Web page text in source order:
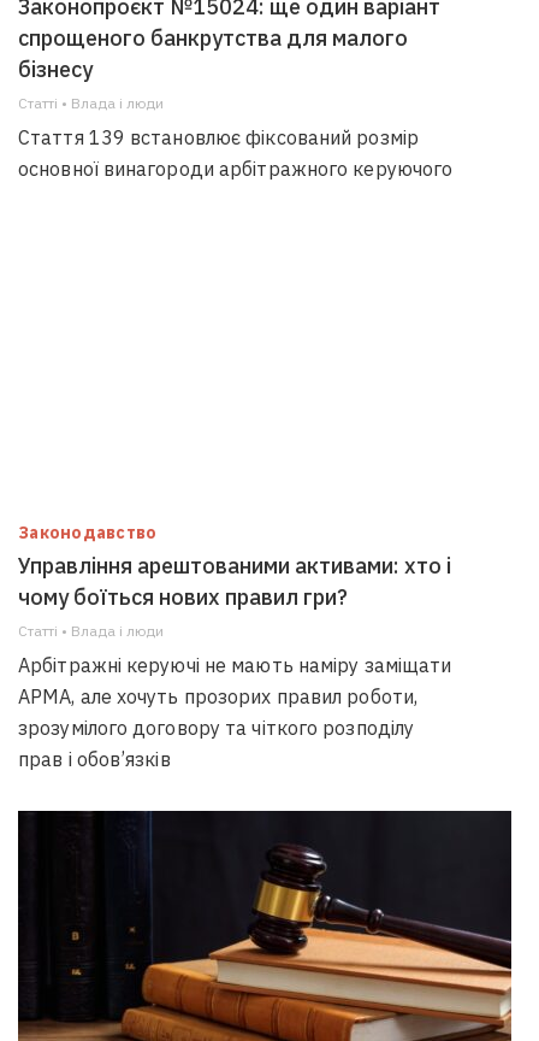
Законопроєкт №15024: ще один варіант
спрощеного банкрутства для малого
бізнесу
Статті • Влада i люди
Стаття 139 встановлює фіксований розмір
основної винагороди арбітражного керуючого
Законодавство
Управління арештованими активами: хто і
чому боїться нових правил гри?
Статті • Влада i люди
Арбітражні керуючі не мають наміру заміщати
АРМА, але хочуть прозорих правил роботи,
зрозумілого договору та чіткого розподілу
прав і обов’язків